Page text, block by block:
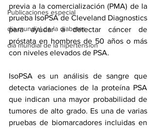
Publicaciones especial
dia mundial de la diabetes
dia mundial de la hipertension
previa a la comercialización (PMA) de la
prueba IsoPSA de Cleveland Diagnostics
para ayudar a detectar cáncer de
próstata en hombres de 50 años o más
con niveles elevados de PSA.
IsoPSA es un análisis de sangre que
detecta variaciones de la proteína PSA
que indican una mayor probabilidad de
tumores de alto grado. Es una de varias
pruebas de biomarcadores incluidas en